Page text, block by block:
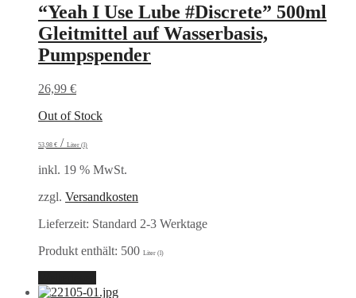
“Yeah I Use Lube #Discrete” 500ml
Gleitmittel auf Wasserbasis,
Pumpspender
26,99 €
Out of Stock
53,98 € / Liter (l)
inkl. 19 % MwSt.
zzgl. Versandkosten
Lieferzeit: Standard 2-3 Werktage
Produkt enthält: 500 Liter (l)